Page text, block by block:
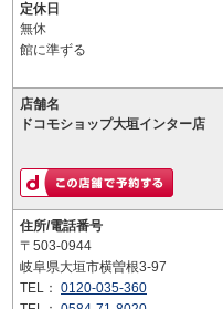
定休日
無休
館に準ずる
店舗名
ドコモショップ大垣インター店
住所/電話番号
〒503-0944
岐阜県大垣市横曽根3-97
TEL： 0120-035-360